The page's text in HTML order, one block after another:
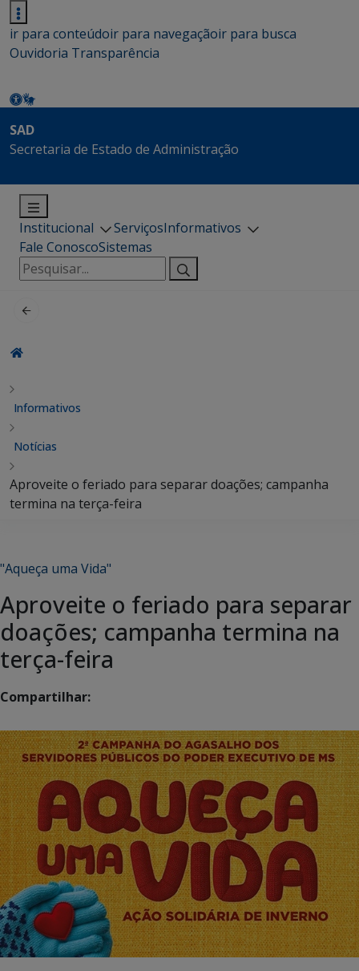
ir para conteúdoir para navegaçãoir para busca
Ouvidoria Transparência
SAD
Secretaria de Estado de Administração
Institucional ServiçosInformativos
Fale ConoscoSistemas
Pesquisar
por:
Informativos
Notícias
Aproveite o feriado para separar doações; campanha
termina na terça-feira
"Aqueça uma Vida"
Aproveite o feriado para separar
doações; campanha termina na
terça-feira
Compartilhar: